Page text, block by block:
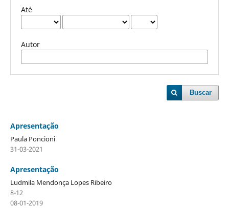
Até
Autor
Buscar
Apresentação
Paula Poncioni
31-03-2021
Apresentação
Ludmila Mendonça Lopes Ribeiro
8-12
08-01-2019